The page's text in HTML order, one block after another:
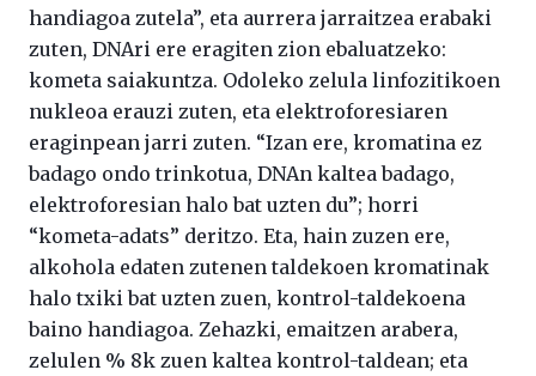
handiagoa zutela”, eta aurrera jarraitzea erabaki
zuten, DNAri ere eragiten zion ebaluatzeko:
kometa saiakuntza. Odoleko zelula linfozitikoen
nukleoa erauzi zuten, eta elektroforesiaren
eraginpean jarri zuten. “Izan ere, kromatina ez
badago ondo trinkotua, DNAn kaltea badago,
elektroforesian halo bat uzten du”; horri
“kometa-adats” deritzo. Eta, hain zuzen ere,
alkohola edaten zutenen taldekoen kromatinak
halo txiki bat uzten zuen, kontrol-taldekoena
baino handiagoa. Zehazki, emaitzen arabera,
zelulen % 8k zuen kaltea kontrol-taldean; eta